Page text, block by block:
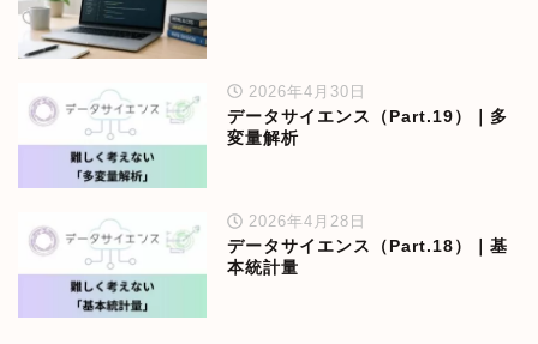
2026年4月30日
データサイエンス（Part.19）｜多
変量解析
2026年4月28日
データサイエンス（Part.18）｜基
本統計量